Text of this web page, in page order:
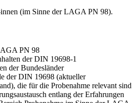
(im Sinne der LAGA PN 98).
PN 98
der DIN 19698-1
der Bundesländer
der DIN 19698 (aktueller
die für die Probenahme relevant sind
entlang der Erfahrungen